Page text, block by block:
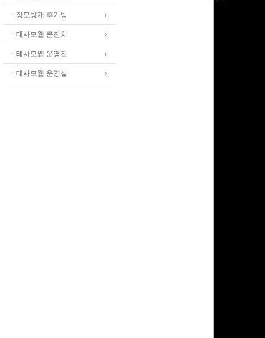
ㆍ정모벙개 후기방
ㆍ테사모웹 큰잔치
ㆍ테사모웹 운영진
ㆍ테사모웹 운영실